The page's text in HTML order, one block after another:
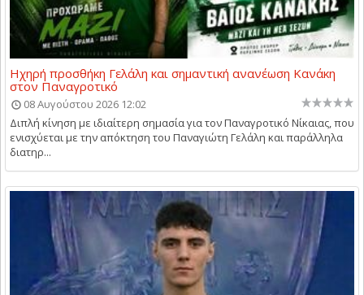
Ηχηρή προσθήκη Γελάλη και σημαντική ανανέωση Κανάκη
στον Παναγροτικό
08 Αυγούστου 2026 12:02
Διπλή κίνηση με ιδιαίτερη σημασία για τον Παναγροτικό Νίκαιας, που
ενισχύεται με την απόκτηση του Παναγιώτη Γελάλη και παράλληλα
διατηρ...